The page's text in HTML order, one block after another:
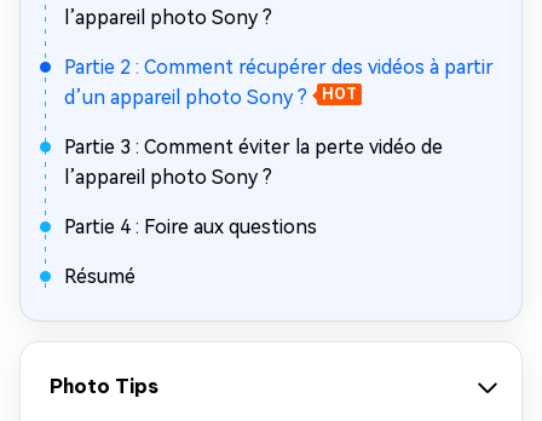
l’appareil photo Sony ?
Partie 2 : Comment récupérer des vidéos à partir
d’un appareil photo Sony ?
HOT
Partie 3 : Comment éviter la perte vidéo de
l’appareil photo Sony ?
Partie 4 : Foire aux questions
Résumé
Photo Tips